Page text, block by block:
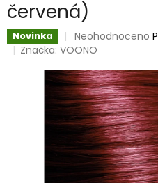
červená)
Novinka
Průměrné
hodnocení
je
0,0
z
5
hvězdiček.
Neohodnoceno
Značka:VOONO